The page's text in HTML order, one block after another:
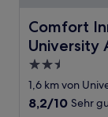
Comfort
University
Comfort Inn
2.5-
Sterne-
Unterkunft
1,6 km von
8.2
8,2/10 Sehr